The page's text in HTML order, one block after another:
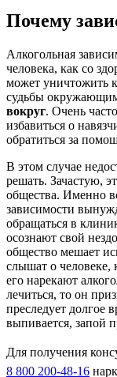
Почему
Алкогольная
человека, как со
может уничтожить
судьбы
вокруг. Очень
избавиться о
обратиться за
В этом случае
решать. Зачастую,
общества. Именно
зависимости
обращаться в
осознают свой
общество мешает
слышат о человеке,
его нарекают
лечиться, то он
преследует долгое
выпивается, запой
Для получения
8 800 200-48-16